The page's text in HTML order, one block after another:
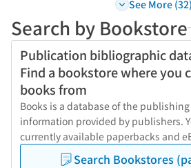
See More (32)
Search by Bookstore
Publication bibliographic
Find a bookstore where you
books from
Books is a database of the
information provided by publishers.
currently available paperbacks and
Search Bookstores